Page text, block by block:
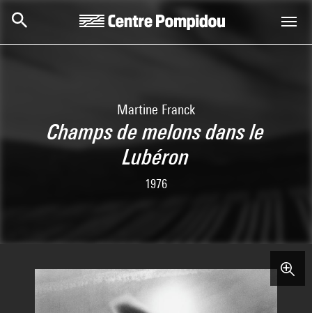
Martine Franck
Champs de melons dans le
Lubéron
1976